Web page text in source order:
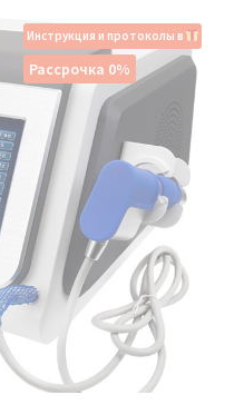
Инструкция и протоколы в
Рассрочка 0%